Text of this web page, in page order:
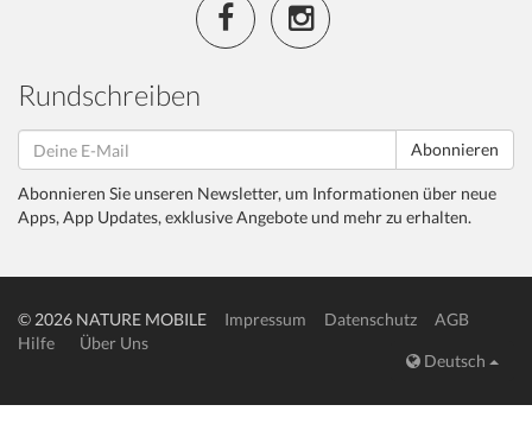
Rundschreiben
Abonnieren
Abonnieren Sie unseren Newsletter, um Informationen über neue
Apps, App Updates, exklusive Angebote und mehr zu erhalten.
© 2026 NATURE MOBILE Impressum Datenschutz
AGB
Hilfe
Über Uns
Deutsch